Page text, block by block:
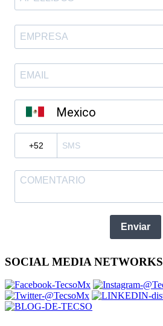
Mexico
Enviar
SOCIAL MEDIA NETWORKS